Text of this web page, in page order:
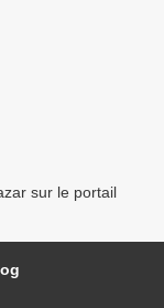
sur le portail